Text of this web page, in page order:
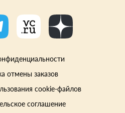
отмены заказов
cookie-файлов
соглашение